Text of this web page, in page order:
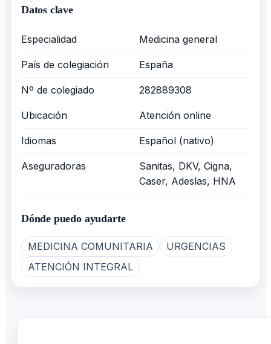
Datos clave
Especialidad Medicina general
País de colegiación España
Nº de colegiado 282889308
Ubicación Atención online
Idiomas Español (nativo)
Aseguradoras
Sanitas, DKV, Cigna,
Caser, Adeslas, HNA
Dónde puedo ayudarte
MEDICINA COMUNITARIA
URGENCIAS
ATENCIÓN INTEGRAL